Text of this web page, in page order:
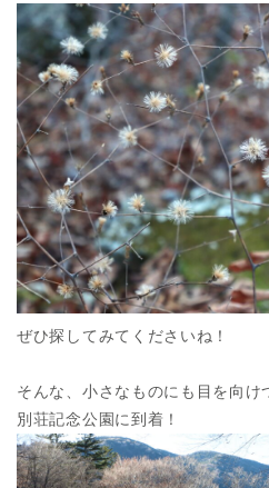
ぜひ探してみてくださいね！
そんな、小さなものにも目を向
別荘記念公園に到着！